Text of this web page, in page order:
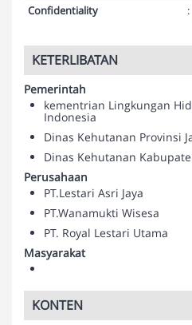
Confidentiality
:
KETERLIBATAN
Pemerintah
kementrian Lingkungan
Indonesia
Dinas Kehutanan Provinsi
Dinas Kehutanan
Perusahaan
PT.Lestari Asri Jaya
PT.Wanamukti Wisesa
PT. Royal Lestari Utama
Masyarakat
KONTEN